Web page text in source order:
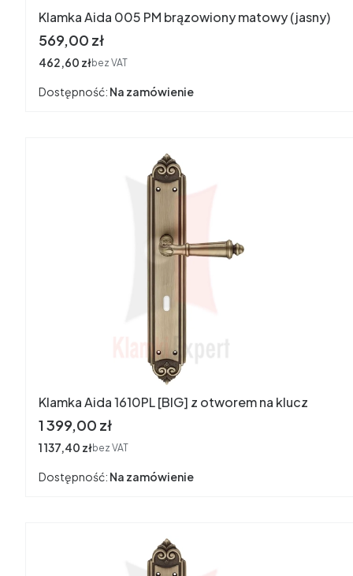
Klamka Aida 005 PM brązowiony matowy (jasny)
Cena
569,00 zł
Cena
462,60 złbez VAT
Dostępność: Na zamówienie
Klamka Aida 1610PL [BIG] z otworem na klucz
Cena
1 399,00 zł
Cena
1 137,40 złbez VAT
Dostępność: Na zamówienie